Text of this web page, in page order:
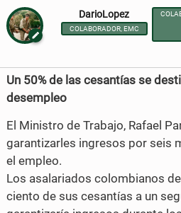
c
e
k
i
t
a
r
e
o
F
a
c
a
r
e
o
T
w
i
DarioLopez
COLABORADOR, EMC
Un 50% de las cesantías se
desempleo
El Ministro de Trabajo, Rafael
garantizarles ingresos por seis
el empleo.
Los asalariados colombianos
ciento de sus cesantías a un